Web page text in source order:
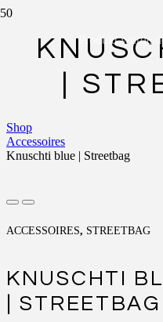
Produktwurde
|
Shop
Accessoires
Knuschti blue | Streetbag
ACCESSOIRES, STREETBAG
KNUSCHTI
| STREETBAG